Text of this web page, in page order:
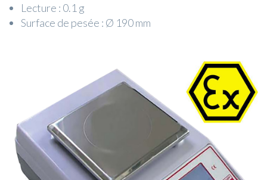
Lecture : 0.1 g
Surface de pesée : Ø 190 mm